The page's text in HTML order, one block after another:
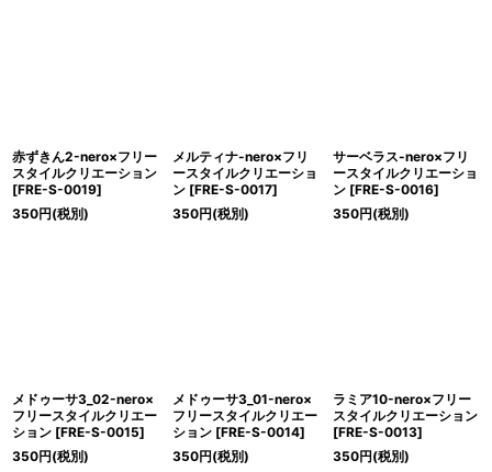
赤ずきん2-nero×フリー
スタイルクリエーション
[FRE-S-0019]
350円(税別)
メルティナ-nero×フリ
ースタイルクリエーショ
ン [FRE-S-0017]
350円(税別)
サーベラス-nero×フリ
ースタイルクリエーショ
ン [FRE-S-0016]
350円(税別)
メドゥーサ3_02-nero×
フリースタイルクリエー
ション [FRE-S-0015]
350円(税別)
メドゥーサ3_01-nero×
フリースタイルクリエー
ション [FRE-S-0014]
350円(税別)
ラミア10-nero×フリー
スタイルクリエーション
[FRE-S-0013]
350円(税別)